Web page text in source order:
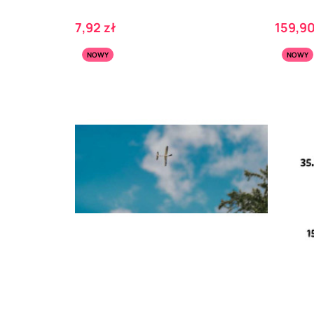
Cena
7,92 zł Cena
NOWY NOWY